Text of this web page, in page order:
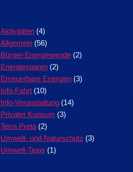
Aktivitäten(4)
Allgemein(56)
Bürger-Energiewende(2)
Energiesparen(2)
Erneuerbare Energien(3)
Info-Fahrt(10)
Info-Veranstaltung(14)
Privater Konsum (3)
Terra Preta(2)
Umwelt- und Naturschutz (3)
Umwelt-Tipps (1)